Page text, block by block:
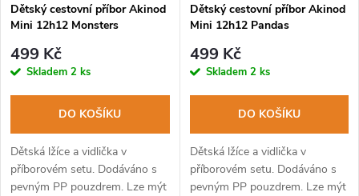
Dětský cestovní příbor Akinod
Mini 12h12 Monsters
499 Kč
Skladem 2 ks
DO KOŠÍKU
Dětská lžíce a vidlička v
příborovém setu. Dodáváno s
pevným PP pouzdrem. Lze mýt
Dětský cestovní příbor Akinod
Mini 12h12 Pandas
499 Kč
Skladem 2 ks
DO KOŠÍKU
Dětská lžíce a vidlička v
příborovém setu. Dodáváno s
pevným PP pouzdrem. Lze mýt